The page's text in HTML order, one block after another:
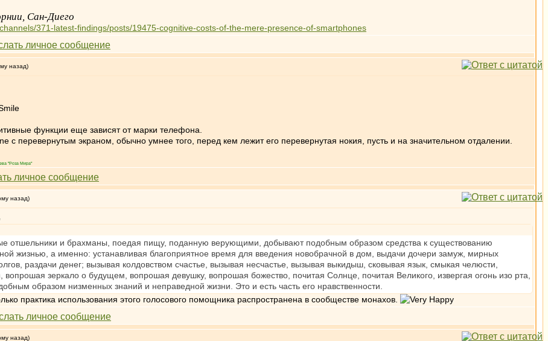
Сан-Диего
371-latest-findings/posts/19475-cognitive-costs-of-the-mere-presence-of-smartphones
назад)
функции еще зависят от марки телефона.
с перевернутым экраном, обычно умнее того, перед кем лежит его перевернутая нокия, пусть и на значительном отдалении.
"Роза Мира"
назад)
отшельники и брахманы, поедая пищу, поданную верующими, добывают подобным образом средства к существованию
жизнью, а именно: устанавливая благоприятное время для введения новобрачной в дом, выдачи дочери замуж, мирных
раздачи денег; вызывая колдовством счастье, вызывая несчастье, вызывая выкидыш, сковывая язык, смыкая челюсти,
вопрошая зеркало о будущем, вопрошая девушку, вопрошая божество, почитая Солнце, почитая Великого, извергая огонь изо рта,
образом низменных знаний и неправедной жизни. Это и есть часть его нравственности.
практика использования этого голосового помощника распространена в сообществе монахов.
назад)